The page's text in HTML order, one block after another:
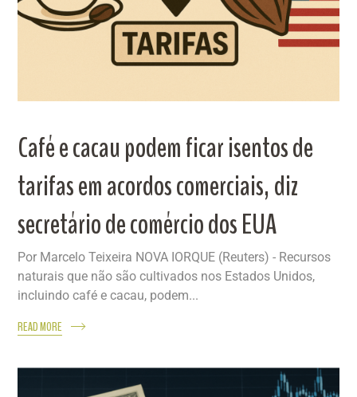
Café e cacau podem ficar isentos de
tarifas em acordos comerciais, diz
secretário de comércio dos EUA
Por Marcelo Teixeira NOVA IORQUE (Reuters) - Recursos
naturais que não são cultivados nos Estados Unidos,
incluindo café e cacau, podem...
READ MORE